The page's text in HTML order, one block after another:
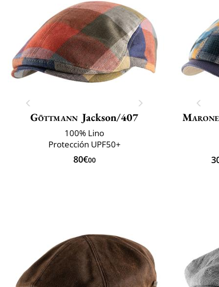
Göttmann Jackson/407
100% Lino
Protección UPF50+
80€00